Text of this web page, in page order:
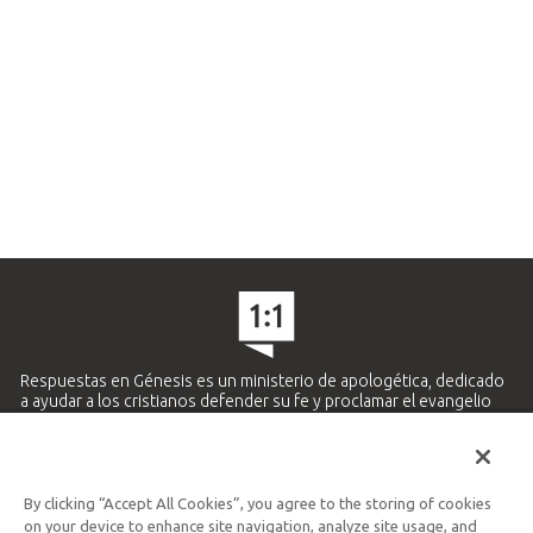
Respuestas en Génesis es un ministerio de apologética, dedicado
a ayudar a los cristianos defender su fe y proclamar el evangelio
Ministerio Hispano y Latinoamericano
By clicking “Accept All Cookies”, you agree to the storing of cookies
on your device to enhance site navigation, analyze site usage, and